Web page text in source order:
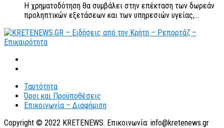
Η χρηματοδότηση θα συμβάλει στην επέκταση των δωρεάν
προληπτικών εξετάσεων και των υπηρεσιών υγείας,...
Ταυτότητα
Όροι και Προϋποθέσεις
Επικοινωνία – Διαφήμιση
Copyright © 2022 KRETENEWS. Επικοινωνία: info@kretenews.gr